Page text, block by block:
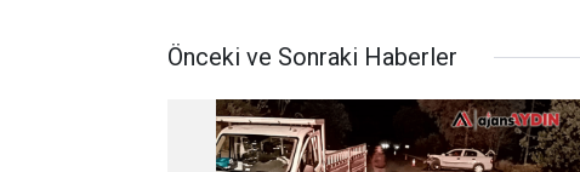
Önceki ve Sonraki Haberler